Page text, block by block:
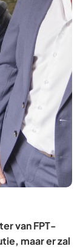
van FPT-
maar er zal